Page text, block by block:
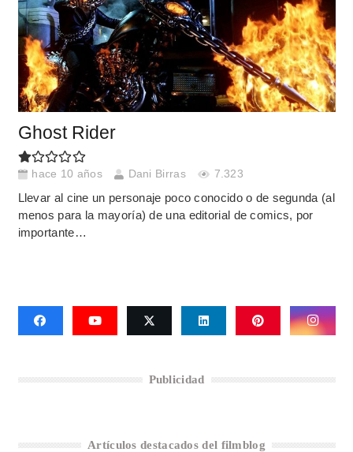
Ghost Rider
hace 10 años Dani Birras 7.323
Llevar al cine un personaje poco conocido o de segunda (al
menos para la mayoría) de una editorial de comics, por
importante…
Publicidad
Artículos destacados del filmblog